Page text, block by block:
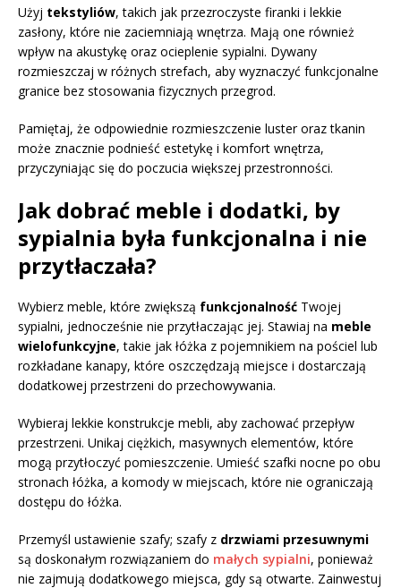
Użyj tekstyliów, takich jak przezroczyste firanki i lekkie
zasłony, które nie zaciemniają wnętrza. Mają one również
wpływ na akustykę oraz ocieplenie sypialni. Dywany
rozmieszczaj w różnych strefach, aby wyznaczyć funkcjonalne
granice bez stosowania fizycznych przegrod.
Pamiętaj, że odpowiednie rozmieszczenie luster oraz tkanin
może znacznie podnieść estetykę i komfort wnętrza,
przyczyniając się do poczucia większej przestronności.
Jak dobrać meble i dodatki, by
sypialnia była funkcjonalna i nie
przytłaczała?
Wybierz meble, które zwiększą funkcjonalność Twojej
sypialni, jednocześnie nie przytłaczając jej. Stawiaj na meble
wielofunkcyjne, takie jak łóżka z pojemnikiem na pościel lub
rozkładane kanapy, które oszczędzają miejsce i dostarczają
dodatkowej przestrzeni do przechowywania.
Wybieraj lekkie konstrukcje mebli, aby zachować przepływ
przestrzeni. Unikaj ciężkich, masywnych elementów, które
mogą przytłoczyć pomieszczenie. Umieść szafki nocne po obu
stronach łóżka, a komody w miejscach, które nie ograniczają
dostępu do łóżka.
Przemyśl ustawienie szafy; szafy z drzwiami przesuwnymi
są doskonałym rozwiązaniem do małych sypialni, ponieważ
nie zajmują dodatkowego miejsca, gdy są otwarte. Zainwestuj